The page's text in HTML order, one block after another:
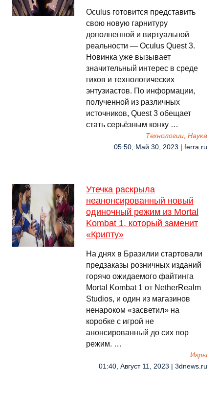
Oculus готовится представить
свою новую гарнитуру
дополненной и виртуальной
реальности — Oculus Quest 3.
Новинка уже вызывает
значительный интерес в среде
гиков и технологических
энтузиастов. По информации,
полученной из различных
источников, Quest 3 обещает
стать серьёзным конку …
Технологии, Наука
05:50, Май 30, 2023 | ferra.ru
Утечка раскрыла
неанонсированный новый
одиночный режим из Mortal
Kombat 1, который заменит
«Крипту»
На днях в Бразилии стартовали
предзаказы розничных изданий
горячо ожидаемого файтинга
Mortal Kombat 1 от NetherRealm
Studios, и один из магазинов
ненароком «засветил» на
коробке с игрой не
анонсированный до сих пор
режим. …
Игры
01:40, Август 11, 2023 | 3dnews.ru